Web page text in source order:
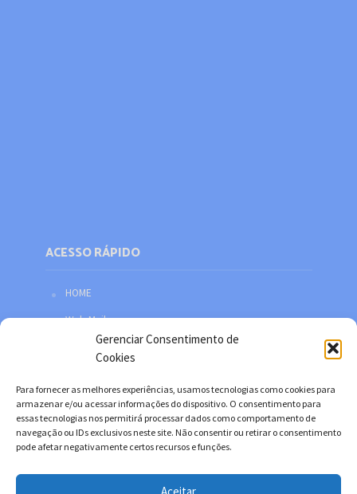
Gerenciar Consentimento de
Cookies
Para fornecer as melhores experiências, usamos tecnologias como cookies para
armazenar e/ou acessar informações do dispositivo. O consentimento para
essas tecnologias nos permitirá processar dados como comportamento de
navegação ou IDs exclusivos neste site. Não consentir ou retirar o consentimento
pode afetar negativamente certos recursos e funções.
ACESSO RÁPIDO
HOME
Web Mail
Política de privacidade
Facebook
Twitter
YouTube
Instagram